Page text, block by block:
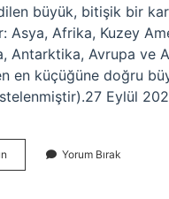
büyük, bitişik bir
Asya, Afrika, Kuzey
Antarktika, Avrupa ve
en küçüğüne doğru
Eylül
Ne
Yorum Bırak